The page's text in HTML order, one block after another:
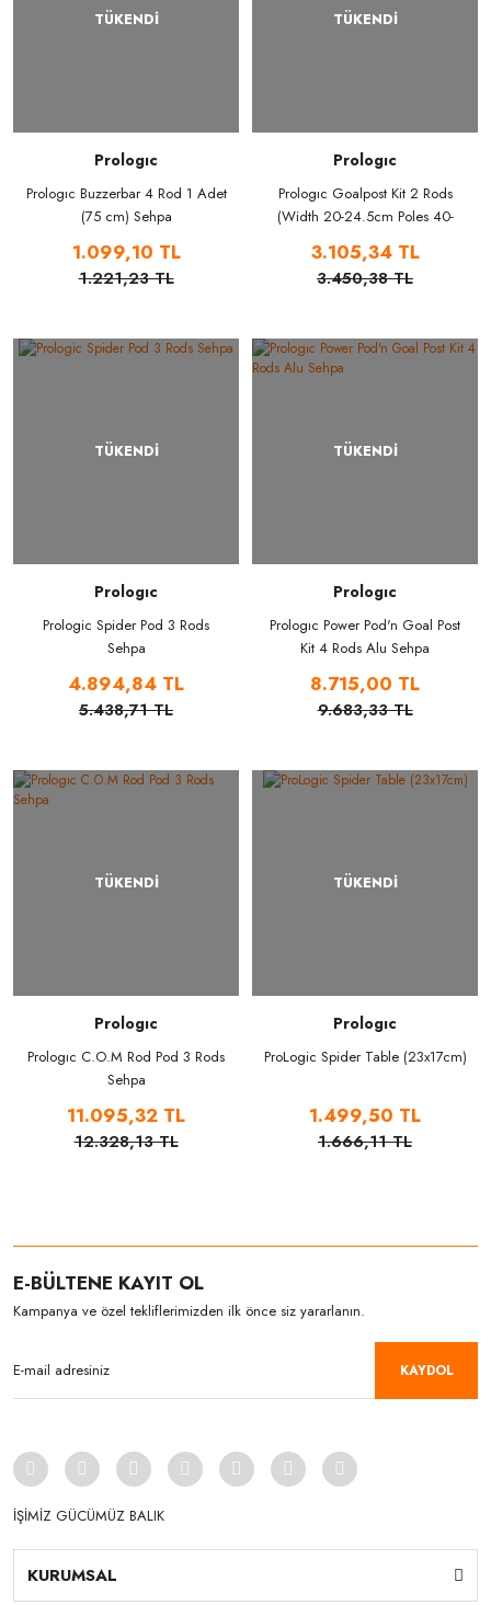
TÜKENDİ
Prologıc
Prologıc Buzzerbar 4 Rod 1 Adet
(75 cm) Sehpa
1.099,10 TL
1.221,23 TL
TÜKENDİ
Prologıc
Prologıc Goalpost Kit 2 Rods
(Width 20-24.5cm Poles 40-
3.105,34 TL
3.450,38 TL
TÜKENDİ
Prologıc
Prologic Spider Pod 3 Rods
Sehpa
4.894,84 TL
5.438,71 TL
TÜKENDİ
Prologıc
Prologıc Power Pod'n Goal Post
Kit 4 Rods Alu Sehpa
8.715,00 TL
9.683,33 TL
TÜKENDİ
Prologıc
Prologıc C.O.M Rod Pod 3 Rods
Sehpa
11.095,32 TL
12.328,13 TL
TÜKENDİ
Prologıc
ProLogic Spider Table (23x17cm)
1.499,50 TL
1.666,11 TL
E-BÜLTENE KAYIT OL
Kampanya ve özel tekliflerimizden ilk önce siz yararlanın.
KAYDOL
İŞİMİZ GÜCÜMÜZ BALIK
KURUMSAL